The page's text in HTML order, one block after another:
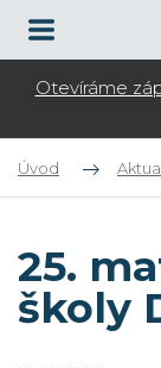
Otevíráme
Úvod
25.
školy